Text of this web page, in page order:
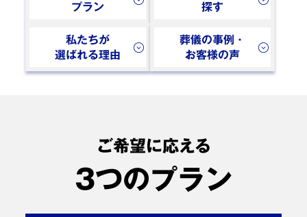
プラン
探す
私たちが
選ばれる理由
葬儀の事例・
お客様の声
ご希望に応える
3つのプラン